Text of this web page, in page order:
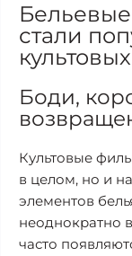
стали
Боди,
Культовые
в целом, но и
элементов
неоднократно
часто